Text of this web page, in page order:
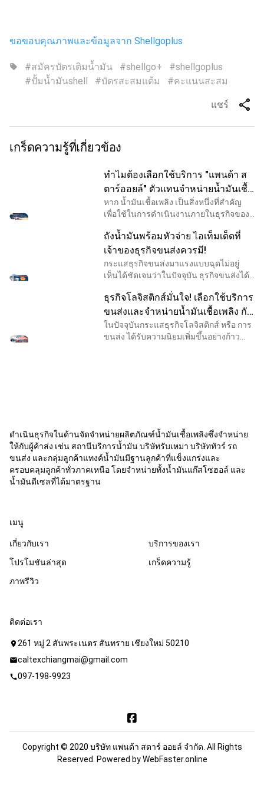
ขอขอบคุณภาพและข้อมูลจาก Shellgoplus
sell #สมัครบัตรเติมน้ำมัน #shellgo+
#shellgoplus
#ปั้มน้ำมันshell
#บัตรสะสมแต้ม #คะแนนสะสม
แชร์ share
เกร็ดความรู้ที่เกี่ยวข้อง
ทำไมต้องเลือกใช้บริการ "แพนด้า ส
ตาร์ออยล์" ตัวแทนจำหน่ายน้ำมันเชื้อ
เพลิงคุณภาพในภาคเหนือ
หาก น้ำมันเชื้อเพลิง เป็นสิ่งหนึ่งที่สำคัญ
เพื่อใช้ในการดำเนินงานภายในธุรกิจของ
รับเหมา บริษัททัวร์ บริษัทขนส่ง หรือแม้
ถังน้ำมันพร้อมหัวจ่าย ไอเท็มเด็ดที่
เจ้าของธุรกิจขนส่งควรมี!
กระแสธุรกิจขนส่งมาแรงแบบฉุดไม่อยู่
เห็นได้ชัดเจนว่าในปัจจุบัน ธุรกิจขนส่งได้
เห็นกันได้ชัดเลยก็คือ ธุรกิจขนส่งพัสดุ ด้วย
กระแ
ธุรกิจโลจิสติกส์มั่นใจ! เลือกใช้บริการ
ขนส่งและจำหน่ายน้ำมันเชื้อเพลิง กับ
แพนด้า สตาร์ออยล์
ในปัจจุบันกระแสธุรกิจโลจิสติกส์ หรือ การ
ขนส่ง ได้รับความนิยมเพิ่มขึ้นอย่างก้าว
ดำเนินธุรกิจในด้านจัดจำหน่ายผลิตภัณฑ์น้ำมันเชื้อเพลิงซึ่งจำหน่าย
ให้กับผู้ค้าส่ง เช่น สถานีบริการน้ำมัน บริษัทรับเหมา บริษัททัวร์ รถ
ขนส่ง และกลุ่มลูกค้าแทงค์น้ำมันมีฐานลูกค้าที่แข็งแกร่งและ
ครอบคลุมลูกค้าทั่วภาคเหนือ โดยจำหน่ายทั้งน้ำมันแก๊สโซฮอล์ และ
น้ำมันดีเซลที่ได้มาตรฐาน
เมนู
เกี่ยวกับเรา
บริการของเรา
โปรโมชันล่าสุด
เกร็ดความรู้
ภาพรีวิว
ติดต่อเรา
location_on 261 หมู่ 2 สันพระเนตร สันทราย เชียงใหม่ 50210
mailcaltexchiangmai@gmail.com
call097-198-9923
Copyright © 2020 บริษัท แพนด้า สตาร์ ออยล์ จำกัด. All Rights
Reserved. Powered byWebFaster.online